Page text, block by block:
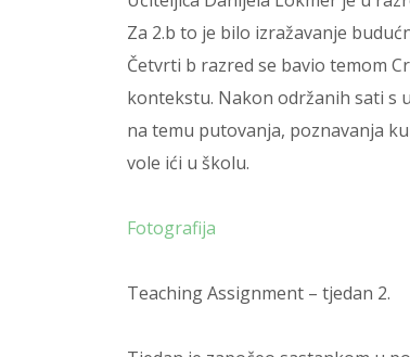
Za 2.b to je bilo izražavanje
Četvrti b razred se bavio temom
kontekstu. Nakon održanih sati s
na temu putovanja, poznavanja
vole ići u školu.
Fotografija
Teaching Assignment – tjedan 2.